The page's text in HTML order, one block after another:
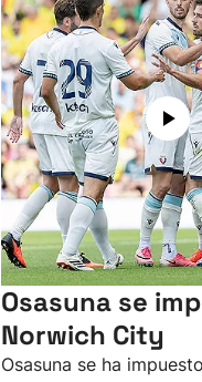
Osasuna se
Norwich City
Osasuna se ha